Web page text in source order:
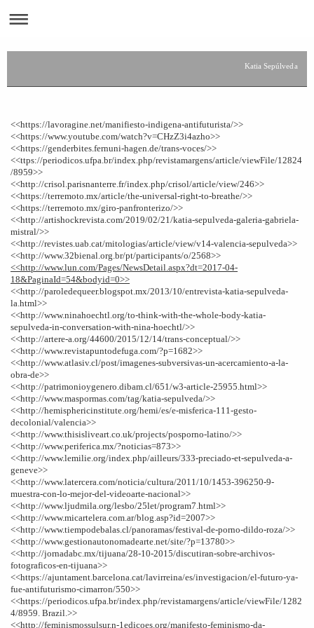
Katia Sepúlveda
<<https://lavoragine.net/manifiesto-indigena-antifuturista/>>
<<https://www.youtube.com/watch?v=CHzZ3i4azho>>
<<https://genderbites.fernuni-hagen.de/trans-voces/>>
<<ttps://periodicos.ufpa.br/index.php/revistamargens/article/viewFile/12824
/8959>>
<<http://crisol.parisnanterre.fr/index.php/crisol/article/view/246>>
<<https://terremoto.mx/article/the-universal-right-to-breathe/>>
<<https://terremoto.mx/giro-panfronterizo/>>
<<http://artishockrevista.com/2019/02/21/katia-sepulveda-galeria-gabriela-
mistral/>>
<<http://revistes.uab.cat/mitologias/article/view/v14-valencia-sepulveda>>
<<http://www.32bienal.org.br/pt/participants/o/2568>>
<<http://www.lun.com/Pages/NewsDetail.aspx?dt=2017-04-
18&PaginaId=54&bodyid=0>>
<<http://paroledequeer.blogspot.mx/2013/10/entrevista-katia-sepulveda-
la.html>>
<<http://www.ninahoechtl.org/to-think-with-the-whole-body-katia-
sepulveda-in-conversation-with-nina-hoechtl/>>
<<http://artere-a.org/44600/2015/12/14/trans-conceptual/>>
<<http://www.revistapuntodefuga.com/?p=1682>>
<<http://www.atlasiv.cl/post/imagenes-subversivas-un-acercamiento-a-la-
obra-de>>
<<http://patrimonioygenero.dibam.cl/651/w3-article-25955.html>>
<<http://www.maspormas.com/tag/katia-sepulveda/>>
<<http://hemisphericinstitute.org/hemi/es/e-misferica-111-gesto-
decolonial/valencia>>
<<http://www.thisisliveart.co.uk/projects/posporno-latino/>>
<<http://www.periferica.mx/?noticias=873>>
<<http://www.lemilie.org/index.php/ailleurs/333-preciado-et-sepulveda-a-
geneve>>
<<http://www.latercera.com/noticia/cultura/2011/10/1453-396250-9-
muestra-con-lo-mejor-del-videoarte-nacional>>
<<http://www.ljudmila.org/lesbo/25let/program7.html>>
<<http://www.micartelera.com.ar/blog.asp?id=2007>>
<<http://www.tiempodebalas.cl/panoramas/festival-de-porno-dildo-roza/>>
<<http://www.gestionautonomadearte.net/site/?p=13780>>
<<http://jornadabc.mx/tijuana/28-10-2015/discutiran-sobre-archivos-
fotograficos-en-tijuana>>
<<https://ajuntament.barcelona.cat/lavirreina/es/investigacion/el-futuro-ya-
fue-antifuturismo-cimarron/550>>
<<https://periodicos.ufpa.br/index.php/revistamargens/article/viewFile/1282
4/8959. Brazil.>>
<<http://feminismossulsur.n-1edicoes.org/manifesto-feminismo-da-